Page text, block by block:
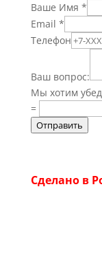
Ваше Имя *
Email *
Телефон
Ваш вопрос:
Мы хотим
=
Отправить
Сделано в